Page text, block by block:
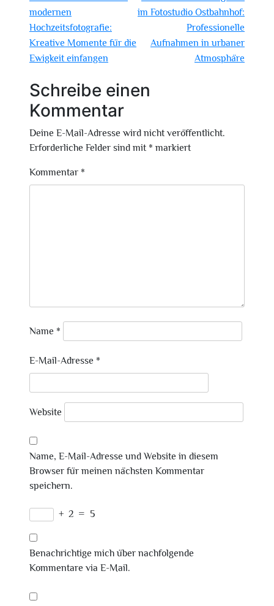
modernen
Hochzeitsfotografie:
Kreative Momente für die
Ewigkeit einfangen
im Fotostudio Ostbahnhof:
Professionelle
Aufnahmen in urbaner
Atmosphäre
Schreibe einen
Kommentar
Deine E-Mail-Adresse wird nicht veröffentlicht.
Erforderliche Felder sind mit * markiert
Kommentar *
Name *
E-Mail-Adresse *
Website
Name, E-Mail-Adresse und Website in diesem
Browser für meinen nächsten Kommentar
speichern.
+ 2 = 5
Benachrichtige mich über nachfolgende
Kommentare via E-Mail.